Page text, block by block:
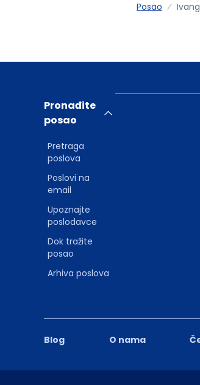
Posao
Blog O nama
Pronađite
posao
Pretraga
poslova
Poslovi na
email
Upoznajte
poslodavce
Dok tražite
posao
Arhiva poslova